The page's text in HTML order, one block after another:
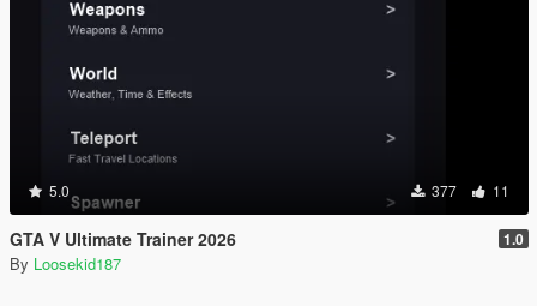
5.0 377 11
GTA V Ultimate Trainer 2026 1.0
By Loosekid187